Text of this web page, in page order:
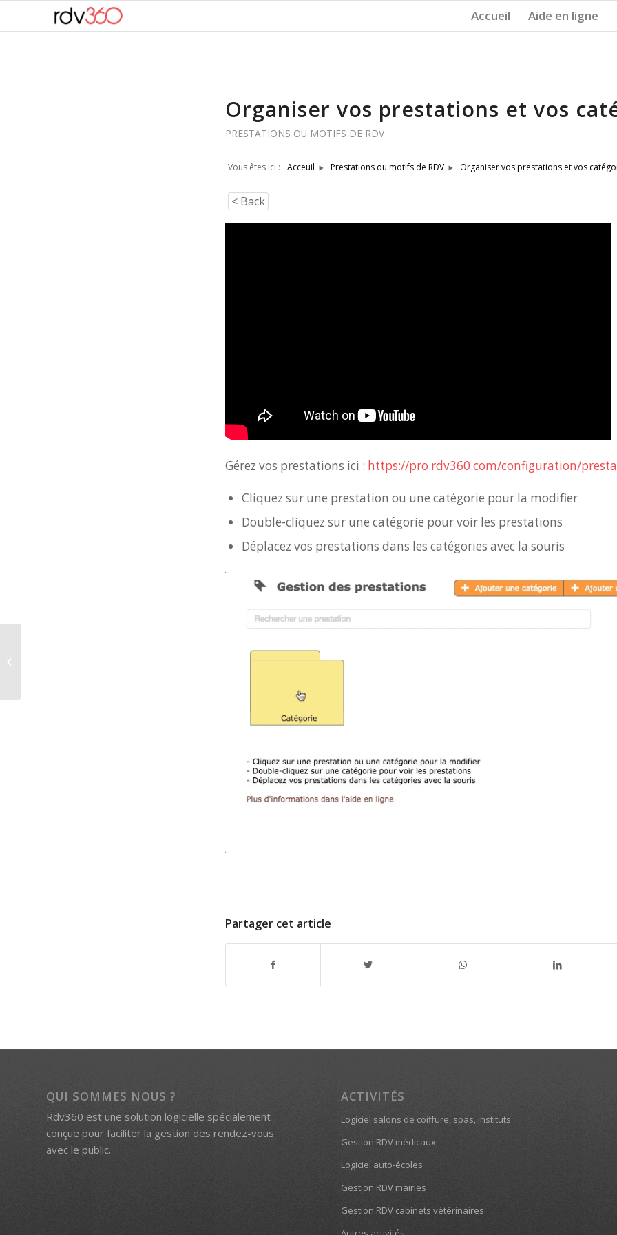
Accueil Aide en ligne
Organiser vos prestations et vos
PRESTATIONS OU MOTIFS DE RDV
Vous êtes ici : Acceuil Prestations ou motifs de RDV Organiser vos prestations et vos
< Back
Gérez vos prestations ici : https://pro.rdv360.com/configuration/
Cliquez sur une prestation ou une catégorie pour la modifier
Double-cliquez sur une catégorie pour voir les prestations
Déplacez vos prestations dans les catégories avec la souris
Partager cet article
QUI SOMMES NOUS ?
Rdv360 est une solution logicielle spécialement
conçue pour faciliter la gestion des rendez-vous
avec le public.
ACTIVITÉS
Logiciel salons de coiffure, spas, instituts
Gestion RDV médicaux
Logiciel auto-écoles
Gestion RDV mairies
Gestion RDV cabinets vétérinaires